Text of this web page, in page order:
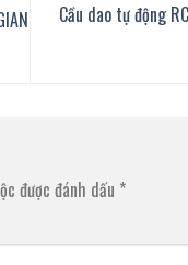
Cầu dao tự động
được đánh dấu *